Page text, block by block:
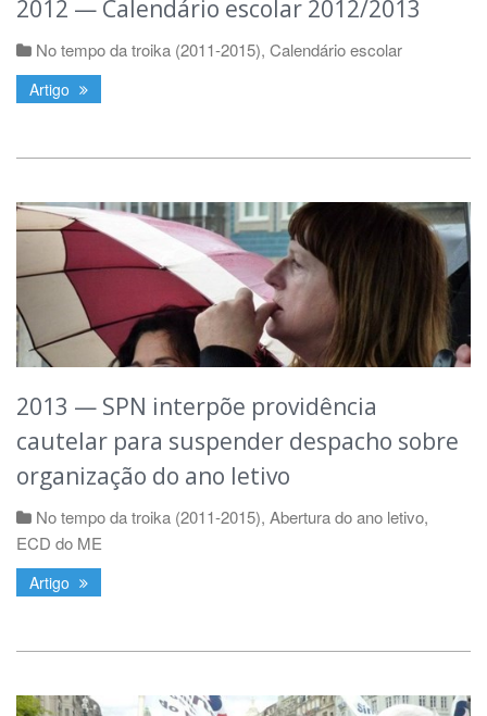
2012 — Calendário escolar 2012/2013
No tempo da troika (2011-2015), Calendário escolar
Artigo
2013 — SPN interpõe providência
cautelar para suspender despacho sobre
organização do ano letivo
No tempo da troika (2011-2015), Abertura do ano letivo,
ECD do ME
Artigo